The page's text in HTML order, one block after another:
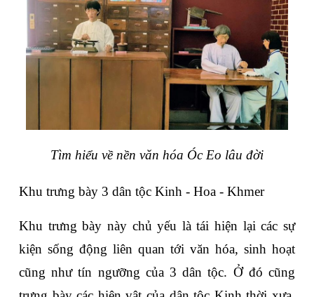
Tìm hiểu về nền văn hóa Óc Eo lâu đời
Khu trưng bày 3 dân tộc Kinh - Hoa - Khmer
Khu trưng bày này chủ yếu là tái hiện lại các sự
kiện sống động liên quan tới văn hóa, sinh hoạt
cũng như tín ngưỡng của 3 dân tộc. Ở đó cũng